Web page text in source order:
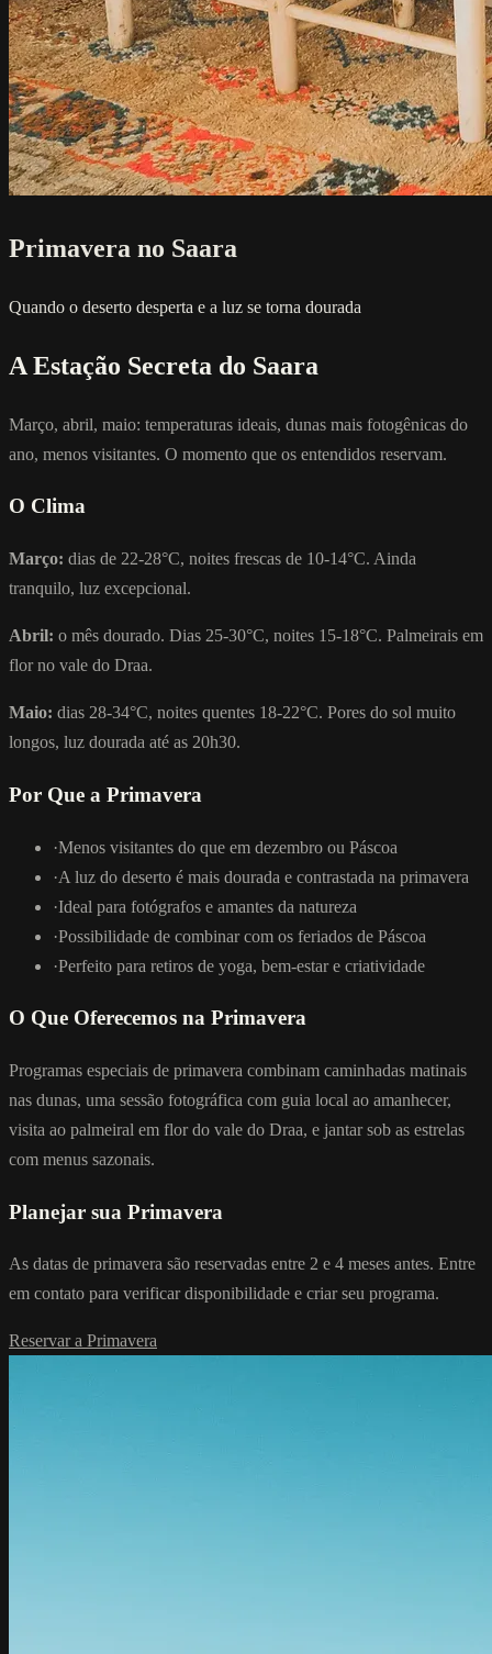
Primavera no Saara
Quando o deserto desperta e a luz se torna dourada
A Estação Secreta do Saara
Março, abril, maio: temperaturas ideais, dunas mais fotogênicas do
ano, menos visitantes. O momento que os entendidos reservam.
O Clima
Março: dias de 22-28°C, noites frescas de 10-14°C. Ainda
tranquilo, luz excepcional.
Abril: o mês dourado. Dias 25-30°C, noites 15-18°C. Palmeirais em
flor no vale do Draa.
Maio: dias 28-34°C, noites quentes 18-22°C. Pores do sol muito
longos, luz dourada até as 20h30.
Por Que a Primavera
·Menos visitantes do que em dezembro ou Páscoa
·A luz do deserto é mais dourada e contrastada na primavera
·Ideal para fotógrafos e amantes da natureza
·Possibilidade de combinar com os feriados de Páscoa
·Perfeito para retiros de yoga, bem-estar e criatividade
O Que Oferecemos na Primavera
Programas especiais de primavera combinam caminhadas matinais
nas dunas, uma sessão fotográfica com guia local ao amanhecer,
visita ao palmeiral em flor do vale do Draa, e jantar sob as estrelas
com menus sazonais.
Planejar sua Primavera
As datas de primavera são reservadas entre 2 e 4 meses antes. Entre
em contato para verificar disponibilidade e criar seu programa.
Reservar a Primavera